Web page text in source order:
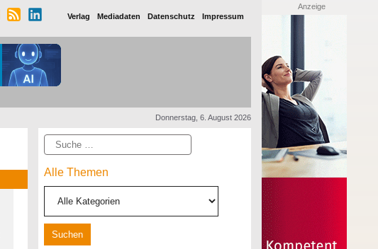
Verlag Mediadaten Datenschutz Impressum
Donnerstag, 6. August 2026
Suche
Alle Themen
Anzeige